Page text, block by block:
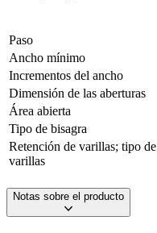
Paso
Ancho mínimo
Incrementos del ancho
Dimensión de las aberturas
Área abierta
Tipo de bisagra
Retención de varillas; tipo de
varillas
Notas sobre el producto